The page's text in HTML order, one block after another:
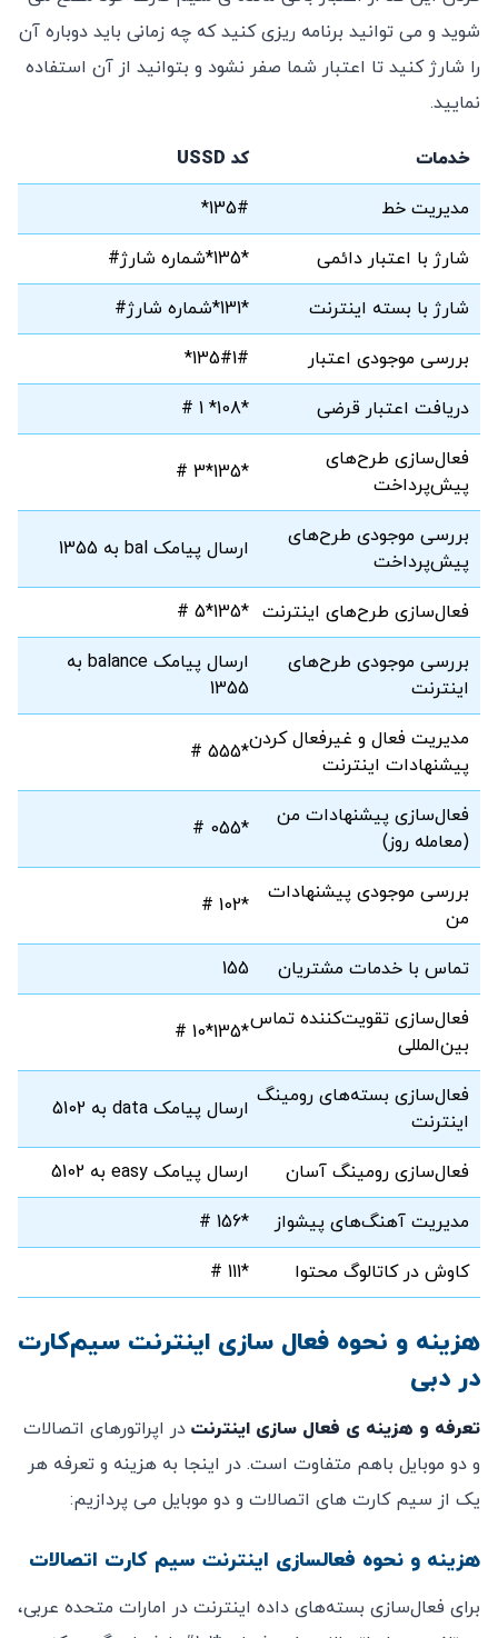
شوید و می توانید برنامه ریزی کنید که چه زمانی باید دوباره آن
را شارژ کنید تا اعتبار شما صفر نشود و بتوانید از آن استفاده
نمایید.
خدمات کد USSD
مدیریت خط 135#*
شارژ با اعتبار دائمی *135*شماره شارژ#
شارژ با بسته اینترنت *131*شماره شارژ#
بررسی موجودی اعتبار 135#1#*
دریافت اعتبار قرضی *108* 1 #
فعال‌سازی طرح‌های
پیش‌پرداخت
*135*3 #
بررسی موجودی طرح‌های
پیش‌پرداخت
ارسال پیامک bal به 1355
فعال‌سازی طرح‌های اینترنت *135*5 #
بررسی موجودی طرح‌های
اینترنت
ارسال پیامک balance به
1355
مدیریت فعال و غیرفعال کردن
پیشنهادات اینترنت
*555 #
فعال‌سازی پیشنهادات من
(معامله روز)
*055 #
بررسی موجودی پیشنهادات
من
*102 #
تماس با خدمات مشتریان 155
فعال‌سازی تقویت‌کننده تماس
بین‌المللی
*135*10 #
فعال‌سازی بسته‌های رومینگ
اینترنت
ارسال پیامک data به 5102
فعال‌سازی رومینگ آسان ارسال پیامک easy به 5102
مدیریت آهنگ‌های پیشواز *156 #
کاوش در کاتالوگ محتوا *111 #
هزینه و نحوه فعال سازی اینترنت سیم‌کارت
در دبی
تعرفه و هزینه ی فعال سازی اینترنت در اپراتورهای اتصالات
و دو موبایل باهم متفاوت است. در اینجا به هزینه و تعرفه هر
یک از سیم کارت های اتصالات و دو موبایل می پردازیم:
هزینه و نحوه فعالسازی اینترنت سیم کارت اتصالات
برای فعال‌سازی بسته‌های داده اینترنت در امارات متحده عربی،